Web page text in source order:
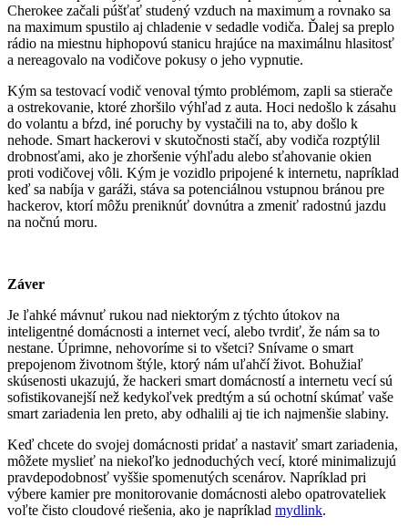
Cherokee začali púšťať studený vzduch na maximum a rovnako sa
na maximum spustilo aj chladenie v sedadle vodiča. Ďalej sa preplo
rádio na miestnu hiphopovú stanicu hrajúce na maximálnu hlasitosť
a nereagovalo na vodičove pokusy o jeho vypnutie.
Kým sa testovací vodič venoval týmto problémom, zapli sa stierače
a ostrekovanie, ktoré zhoršilo výhľad z auta. Hoci nedošlo k zásahu
do volantu a bŕzd, iné poruchy by vystačili na to, aby došlo k
nehode. Smart hackerovi v skutočnosti stačí, aby vodiča rozptýlil
drobnosťami, ako je zhoršenie výhľadu alebo sťahovanie okien
proti vodičovej vôli. Kým je vozidlo pripojené k internetu, napríklad
keď sa nabíja v garáži, stáva sa potenciálnou vstupnou bránou pre
hackerov, ktorí môžu preniknúť dovnútra a zmeniť radostnú jazdu
na nočnú moru.
Záver
Je ľahké mávnuť rukou nad niektorým z týchto útokov na
inteligentné domácnosti a internet vecí, alebo tvrdiť, že nám sa to
nestane. Úprimne, nehovoríme si to všetci? Snívame o smart
prepojenom životnom štýle, ktorý nám uľahčí život. Bohužiaľ
skúsenosti ukazujú, že hackeri smart domácností a internetu vecí sú
sofistikovanejší než kedykoľvek predtým a sú ochotní skúmať vaše
smart zariadenia len preto, aby odhalili aj tie ich najmenšie slabiny.
Keď chcete do svojej domácnosti pridať a nastaviť smart zariadenia,
môžete myslieť na niekoľko jednoduchých vecí, ktoré minimalizujú
pravdepodobnosť vyššie spomenutých scenárov. Napríklad pri
výbere kamier pre monitorovanie domácnosti alebo opatrovateliek
voľte čisto cloudové riešenia, ako je napríklad mydlink.